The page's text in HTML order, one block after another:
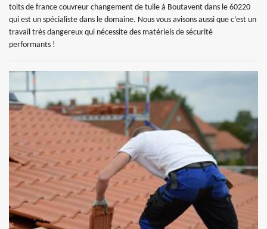
toits de france couvreur changement de tuile à Boutavent dans le 60220
qui est un spécialiste dans le domaine. Nous vous avisons aussi que c’est un
travail très dangereux qui nécessite des matériels de sécurité
performants !